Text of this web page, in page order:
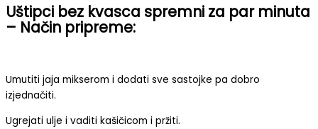
Uštipci bez kvasca spremni za par minuta
– Način pripreme:
Umutiti jaja mikserom i dodati sve sastojke pa dobro
izjednačiti.
Ugrejati ulje i vaditi kašičicom i pržiti.